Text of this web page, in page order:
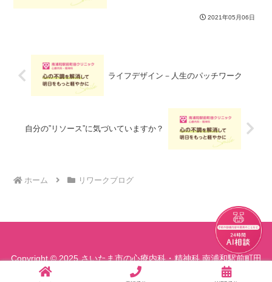
トレスを感じている場面の中で自分が考
えていること、自分が感じていること
2021年05月06日
ライフデザイン－人生のパッチワーク
自分の”リソース”に気づいていますか？
ホーム リワークブログ
Copyright © 2025 さいたま市の心療内科・精神科 南浦和駅前町田
クリニック All Rights Reserved.
チャット